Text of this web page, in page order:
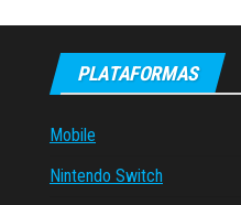
PLATAFORMAS
Mobile
Nintendo Switch